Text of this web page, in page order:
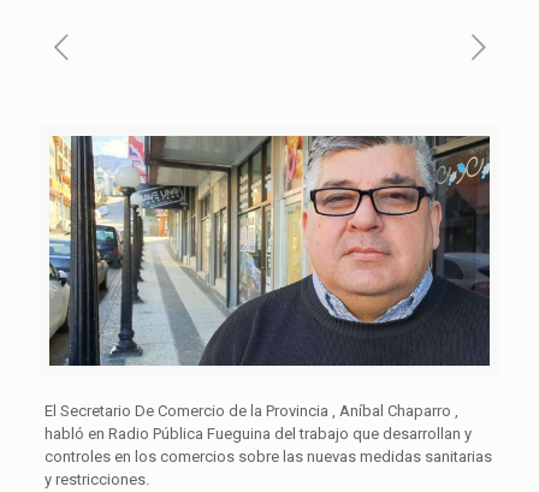
El Secretario De Comercio de la Provincia , Aníbal Chaparro ,
habló en Radio Pública Fueguina del trabajo que desarrollan y
controles en los comercios sobre las nuevas medidas sanitarias
y restricciones.